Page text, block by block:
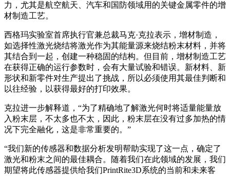
力，尤其是航空航天、汽车和国防领域用的关键金属零件的增
材制造工艺。
西格玛实验室首席执行官兼总裁马克·克拉表示，增材制造，
如选择性激光烧结将激光作为其能量源来烧结粉末材料，并将
其结合到一起，创建一种稳固的结构。但目前，增材制造工艺
在获得正确的运行参数时，会有大量试验和错误。新材料、新
形状和新零件对生产提出了挑战，所以必须使用其最佳判断和
以往经验，以获得最好的打印效果。
克拉进一步解释道，“为了精确地了解激光何时将适量能量放
入粉末层，不太多也不太，因此，粉末层在没有过多加热的情
况下完全融化，这是非常重要的。”
“我们新的传感器和数据分析发明帮助实现了这一点，确定了
激光和粉末之间的最佳耦合。随着我们在此领域的发展，我们
期望将此传感器提供给我们PrintRite3D系统的当前和未来客